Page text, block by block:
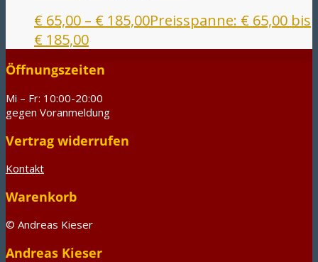
€ 65,00 – € 185,00Preisspanne: € 65,00 bis
€ 185,00
Öffnungszeiten
Mi – Fr: 10:00-20:00
gegen Voranmeldung
Vertrag widerrufen
Kontakt
Warenkorb
© Andreas Kieser
Andreas Kieser